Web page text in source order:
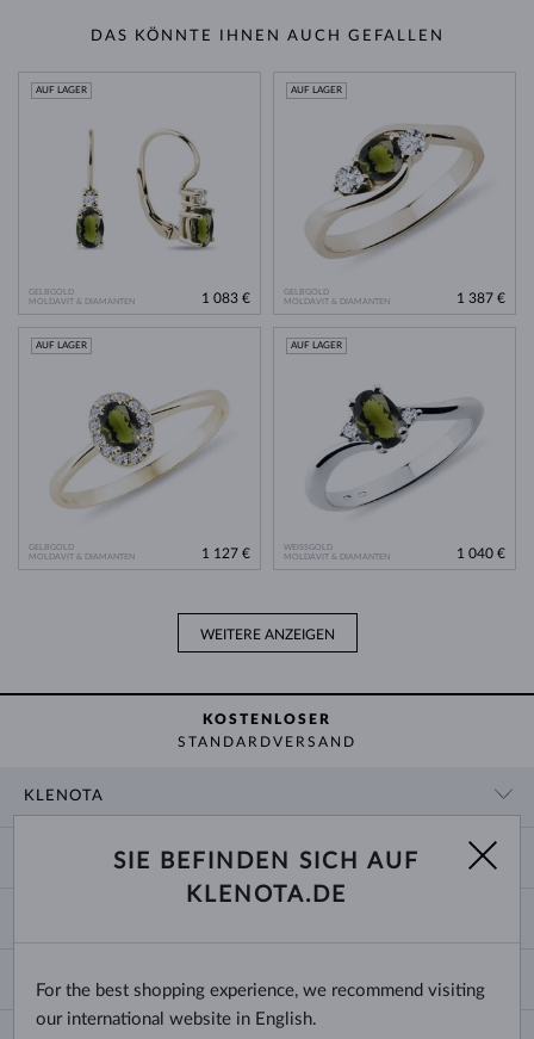
DAS KÖNNTE IHNEN AUCH GEFALLEN
GELBGOLD
MOLDAVIT & DIAMANTEN
AUF LAGER
1 083 €
GELBGOLD
MOLDAVIT & DIAMANTEN
AUF LAGER
1 387 €
GELBGOLD
MOLDAVIT & DIAMANTEN
AUF LAGER
1 127 €
WEISSGOLD
MOLDAVIT & DIAMANTEN
AUF LAGER
1 040 €
WEITERE ANZEIGEN
KOSTENLOSER
STANDARDVERSAND
KLENOTA
BLOG
ZAHLUNG UND VERSAND
TRAURINGE AUSWÄHLEN
ECHTHEITSZERTIFIKATE
KETTENGRÖSSEN UND -ARTEN
ARMBANDGRÖSSEN
Deutschland & Österreich
SIE BEFINDEN SICH AUF
KLENOTA.DE
For the best shopping experience, we recommend visiting
our international website in English.